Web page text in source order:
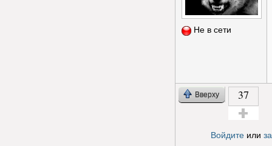
Не в сети
Вверху 37
Войдитеили